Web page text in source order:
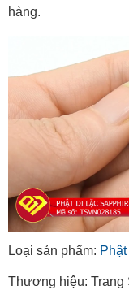
hàng.
Loại sản phẩm:
Thương hiệu: Trang